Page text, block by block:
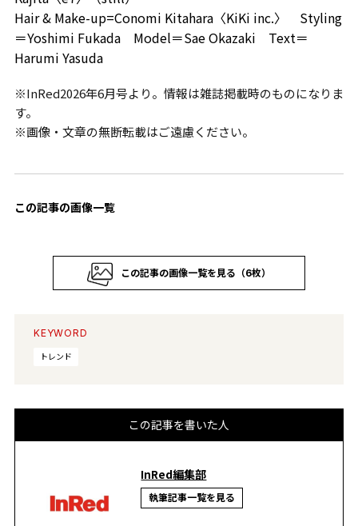
Hair & Make-up=Conomi Kitahara〈KiKi inc.〉 Styling
＝Yoshimi Fukada Model＝Sae Okazaki Text＝
Harumi Yasuda
※InRed2026年6月号より。情報は雑誌掲載時のものになりま
す。
※画像・文章の無断転載はご遠慮ください。
この記事の画像一覧
この記事の画像一覧を見る（6枚）
KEYWORD
トレンド
この記事を書いた人
InRed編集部
執筆記事一覧を見る